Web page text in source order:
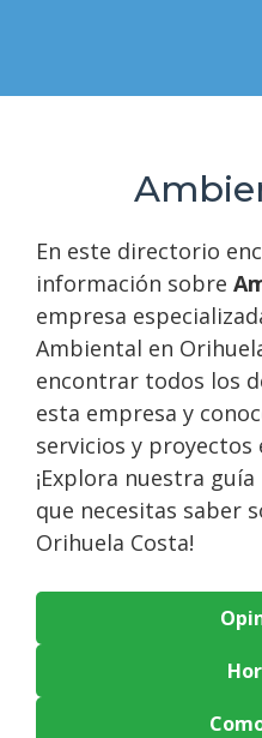
En este directorio
información sobre
empresa
Ambiental en
encontrar todos los
esta empresa y
servicios y proyectos
¡Explora nuestra
que necesitas saber
Orihuela Costa!